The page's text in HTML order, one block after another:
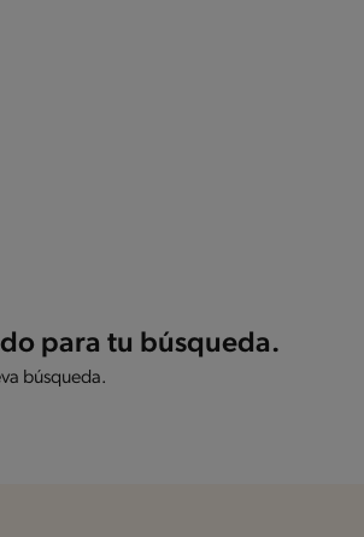
para tu búsqueda.
búsqueda.